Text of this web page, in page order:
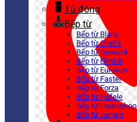
Tủ đông
Bếp từ
Bếp từ Blanc
Bếp từ Chef’s
Bếp từ Dmestik
Bếp từ Elmich
Bếp từ Eurosun
Bếp từ Faster
Bếp từ Forza
Bếp từ Hafele
Bếp từ Hawonkoo
Bếp từ Junger